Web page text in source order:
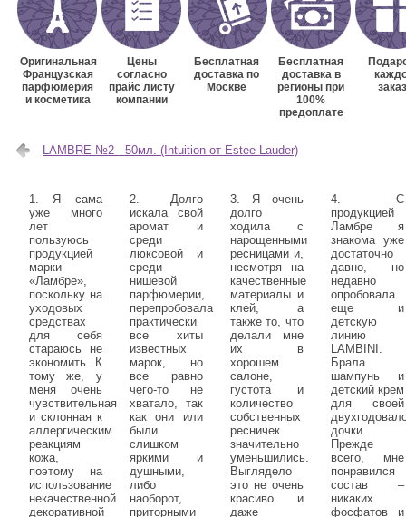
Оригинальная
Французская
парфюмерия
и косметика
Цены
согласно
прайс листу
компании
Бесплатная
доставка по
Москве
Бесплатная
доставка в
регионы при
100%
предоплате
LAMBRE №2 - 50мл. (Intuition от Estee Lauder)
1. Я сама
уже много
лет
пользуюсь
продукцией
марки
«Ламбре»,
поскольку на
уходовых
средствах
для себя
стараюсь не
экономить. К
тому же, у
меня очень
чувствительная
и склонная к
аллергическим
реакциям
кожа,
поэтому на
использование
некачественной
декоративной
2. Долго
искала свой
аромат и
среди
люксовой и
среди
нишевой
парфюмерии,
перепробовала
практически
все хиты
известных
марок, но
все равно
чего-то не
хватало, так
как они или
были
слишком
яркими и
душными,
либо
наоборот,
приторными
3. Я очень
долго
ходила с
нарощенными
ресницами и,
несмотря на
качественные
материалы и
клей, а
также то, что
делали мне
их в
хорошем
салоне,
густота и
количество
собственных
ресничек
значительно
уменьшились.
Выглядело
это не очень
красиво и
даже
4. С
продукцией
Ламбре я
знакома уже
достаточно
давно, но
недавно
опробовала
еще и
детскую
линию
LAMBINI.
Брала
шампунь и
детский крем
для своей
дочки.
Прежде
всего, мне
понравился
состав –
никаких
фосфатов и